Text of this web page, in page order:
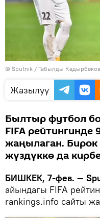
© Sputnik / Табылды Кадырбеков
Жазылуу
Былтыр футбол
FIFA
жаңылаган. Бирок
жүздүккө да
БИШКЕК, 7-фев. —
айындагы FIFA
rankings.info сайты